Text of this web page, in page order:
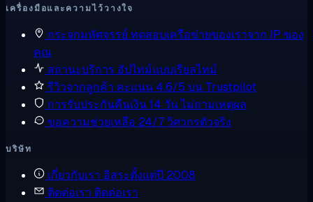
เครื่องมือและความไว้วางใจ
กระจกมหัศจรรย์ ทดสอบเครือข่ายของเราจาก IP ของ
คุณ
สถานะบริการ อัปไทม์แบบเรียลไทม์
รีวิวจากลูกค้า คะแนน 4.6/5 บน Trustpilot
การรับประกันคืนเงิน14 วัน ไม่ถามเหตุผล
ขอความช่วยเหลือ 24/7 วิศวกรตัวจริง
บริษัท
เกี่ยวกับเรา อิสระตั้งแต่ปี 2008
ติดต่อเรา ติดต่อเรา